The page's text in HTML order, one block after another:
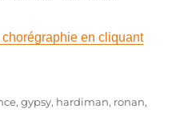
en cliquant
,gypsy, hardiman, ronan,